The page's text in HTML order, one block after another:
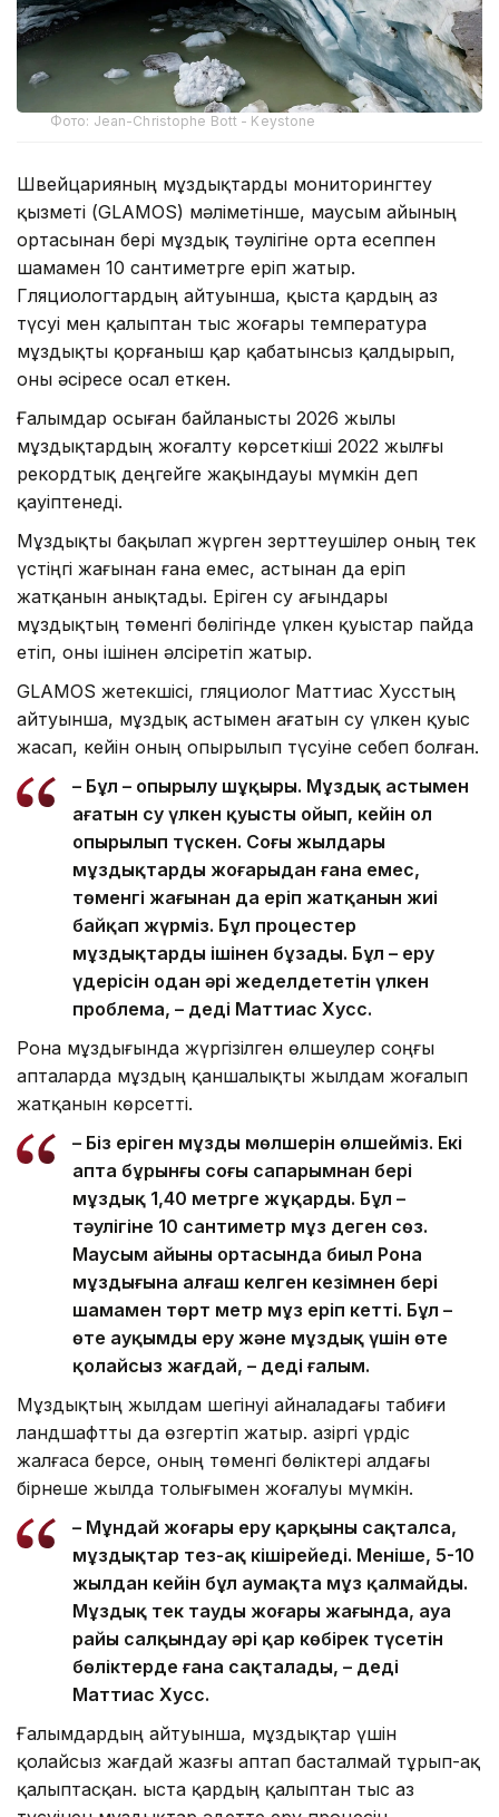
Фото: Jean-Christophe Bott - Keystone
Швейцарияның мұздықтарды мониторингтеу
қызметі (GLAMOS) мәліметінше, маусым айының
ортасынан бері мұздық тәулігіне орта есеппен
шамамен 10 сантиметрге еріп жатыр.
Гляциологтардың айтуынша, қыста қардың аз
түсуі мен қалыптан тыс жоғары температура
мұздықты қорғаныш қар қабатынсыз қалдырып,
оны әсіресе осал еткен.
Ғалымдар осыған байланысты 2026 жылы
мұздықтардың жоғалту көрсеткіші 2022 жылғы
рекордтық деңгейге жақындауы мүмкін деп
қауіптенеді.
Мұздықты бақылап жүрген зерттеушілер оның тек
үстіңгі жағынан ғана емес, астынан да еріп
жатқанын анықтады. Еріген су ағындары
мұздықтың төменгі бөлігінде үлкен қуыстар пайда
етіп, оны ішінен әлсіретіп жатыр.
GLAMOS жетекшісі, гляциолог Маттиас Хусстың
айтуынша, мұздық астымен ағатын су үлкен қуыс
жасап, кейін оның опырылып түсуіне себеп болған.
– Бұл – опырылу шұңқыры. Мұздық астымен
ағатын су үлкен қуысты ойып, кейін ол
опырылып түскен. Соңғы жылдары
мұздықтардың жоғарыдан ғана емес,
төменгі жағынан да еріп жатқанын жиі
байқап жүрміз. Бұл процестер
мұздықтарды ішінен бұзады. Бұл – еру
үдерісін одан әрі жеделдететін үлкен
проблема, – деді Маттиас Хусс.
Рона мұздығында жүргізілген өлшеулер соңғы
апталарда мұздың қаншалықты жылдам жоғалып
жатқанын көрсетті.
– Біз еріген мұздың мөлшерін өлшейміз. Екі
апта бұрынғы соңғы сапарымнан бері
мұздық 1,40 метрге жұқарды. Бұл –
тәулігіне 10 сантиметр мұз деген сөз.
Маусым айының ортасында биыл Рона
мұздығына алғаш келген кезімнен бері
шамамен төрт метр мұз еріп кетті. Бұл –
өте ауқымды еру және мұздық үшін өте
қолайсыз жағдай, – деді ғалым.
Мұздықтың жылдам шегінуі айналадағы табиғи
ландшафтты да өзгертіп жатыр. Қазіргі үрдіс
жалғаса берсе, оның төменгі бөліктері алдағы
бірнеше жылда толығымен жоғалуы мүмкін.
– Мұндай жоғары еру қарқыны сақталса,
мұздықтар тез-ақ кішірейеді. Меніңше, 5-10
жылдан кейін бұл аумақта мұз қалмайды.
Мұздық тек таудың жоғары жағында, ауа
райы салқындау әрі қар көбірек түсетін
бөліктерде ғана сақталады, – деді
Маттиас Хусс.
Ғалымдардың айтуынша, мұздықтар үшін
қолайсыз жағдай жазғы аптап басталмай тұрып-ақ
қалыптасқан. Қыста қардың қалыптан тыс аз